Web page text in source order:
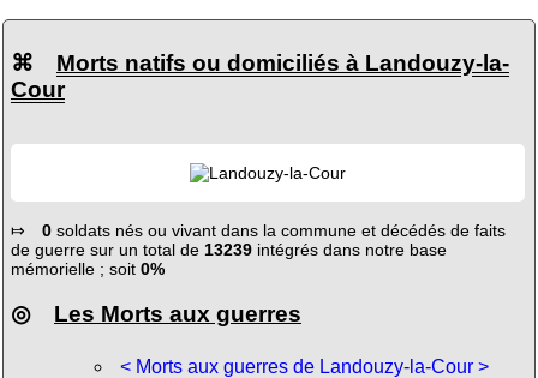
⌘ Morts natifs ou domiciliés à Landouzy-la-
Cour
⤇ 0soldats nés ou vivant dans la commune et décédés de faits
de guerre sur un total de 13239intégrés dans notre base
mémorielle ; soit 0%
◎ Les Morts aux guerres
< Morts aux guerres de Landouzy-la-Cour >